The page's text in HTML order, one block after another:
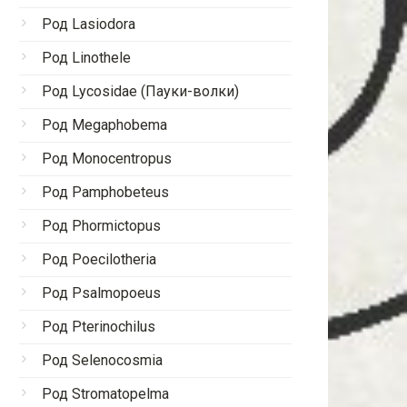
Род Lasiodora
Род Linothele
Род Lycosidae (Пауки-волки)
Род Megaphobema
Род Monocentropus
Род Pamphobeteus
Род Phormictopus
Род Poecilotheria
Род Psalmopoeus
Род Pterinochilus
Род Selenocosmia
Род Stromatopelma